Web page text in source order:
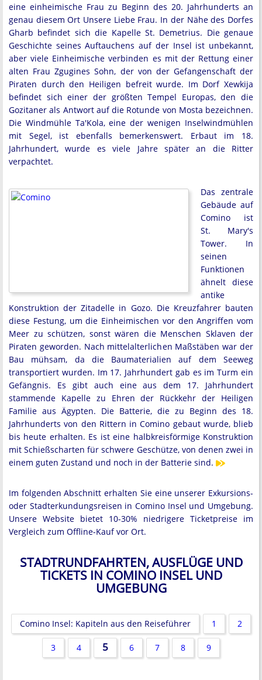
eine einheimische Frau zu Beginn des 20. Jahrhunderts an
genau diesem Ort Unsere Liebe Frau. In der Nähe des Dorfes
Gharb befindet sich die Kapelle St. Demetrius. Die genaue
Geschichte seines Auftauchens auf der Insel ist unbekannt,
aber viele Einheimische verbinden es mit der Rettung einer
alten Frau Zgugines Sohn, der von der Gefangenschaft der
Piraten durch den Heiligen befreit wurde. Im Dorf Xewkija
befindet sich einer der größten Tempel Europas, den die
Gozitaner als Antwort auf die Rotunde von Mosta bezeichnen.
Die Windmühle Ta'Kola, eine der wenigen Inselwindmühlen
mit Segel, ist ebenfalls bemerkenswert. Erbaut im 18.
Jahrhundert, wurde es viele Jahre später an die Ritter
verpachtet.
Das zentrale
Gebäude auf
Comino ist
St. Mary's
Tower. In
seinen
Funktionen
ähnelt diese
antike
Konstruktion der Zitadelle in Gozo. Die Kreuzfahrer bauten
diese Festung, um die Einheimischen vor den Angriffen vom
Meer zu schützen, sonst wären die Menschen Sklaven der
Piraten geworden. Nach mittelalterlichen Maßstäben war der
Bau mühsam, da die Baumaterialien auf dem Seeweg
transportiert wurden. Im 17. Jahrhundert gab es im Turm ein
Gefängnis. Es gibt auch eine aus dem 17. Jahrhundert
stammende Kapelle zu Ehren der Rückkehr der Heiligen
Familie aus Ägypten. Die Batterie, die zu Beginn des 18.
Jahrhunderts von den Rittern in Comino gebaut wurde, blieb
bis heute erhalten. Es ist eine halbkreisförmige Konstruktion
mit Schießscharten für schwere Geschütze, von denen zwei in
einem guten Zustand und noch in der Batterie sind.
Im folgenden Abschnitt erhalten Sie eine unserer Exkursions-
oder Stadterkundungsreisen in Comino Insel und Umgebung.
Unsere Website bietet 10-30% niedrigere Ticketpreise im
Vergleich zum Offline-Kauf vor Ort.
STADTRUNDFAHRTEN, AUSFLÜGE UND
TICKETS IN COMINO INSEL UND
UMGEBUNG
Comino Insel: Kapiteln aus den Reiseführer 1 2
3 4 5 6 7 8 9